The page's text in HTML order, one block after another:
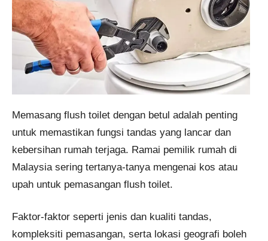
​Memasang flush toilet dengan betul adalah penting
untuk memastikan fungsi tandas yang lancar dan
kebersihan rumah terjaga. Ramai pemilik rumah di
Malaysia sering tertanya-tanya mengenai kos atau
upah untuk pemasangan flush toilet.
Faktor-faktor seperti jenis dan kualiti tandas,
kompleksiti pemasangan, serta lokasi geografi boleh